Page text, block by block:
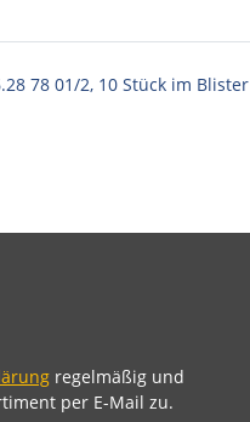
78 01/2, 10 Stück im Blister
regelmäßig und
per E-Mail zu.